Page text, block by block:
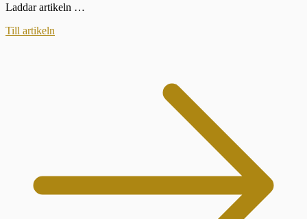
Laddar artikeln …
Till artikeln